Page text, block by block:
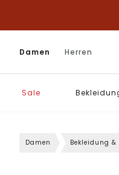
Damen Herren
Sale
Damen Bekleidung &